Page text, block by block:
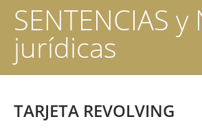
SENTENCIAS
jurídicas
TARJETA REVOLVING